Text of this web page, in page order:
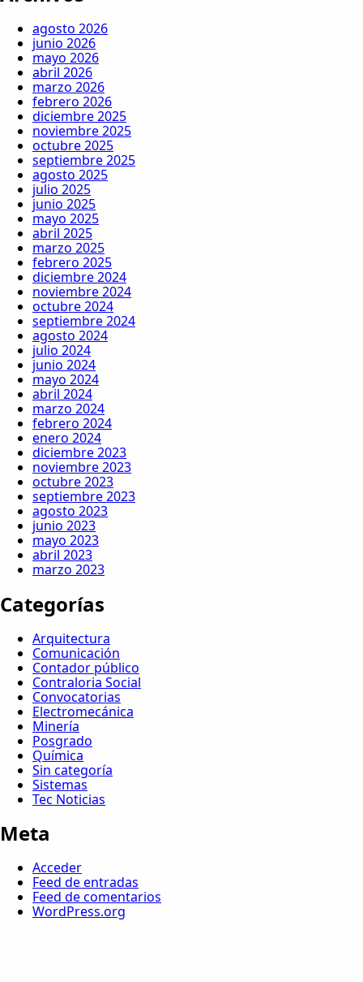
agosto 2026
junio 2026
mayo 2026
abril 2026
marzo 2026
febrero 2026
diciembre 2025
noviembre 2025
octubre 2025
septiembre 2025
agosto 2025
julio 2025
junio 2025
mayo 2025
abril 2025
marzo 2025
febrero 2025
diciembre 2024
noviembre 2024
octubre 2024
septiembre 2024
agosto 2024
julio 2024
junio 2024
mayo 2024
abril 2024
marzo 2024
febrero 2024
enero 2024
diciembre 2023
noviembre 2023
octubre 2023
septiembre 2023
agosto 2023
junio 2023
mayo 2023
abril 2023
marzo 2023
Categorías
Arquitectura
Comunicación
Contador público
Contraloria Social
Convocatorias
Electromecánica
Minería
Posgrado
Química
Sin categoría
Sistemas
Tec Noticias
Meta
Acceder
Feed de entradas
Feed de comentarios
WordPress.org